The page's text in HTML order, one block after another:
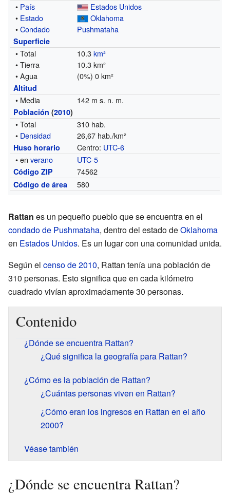
• País
Estados Unidos
• Estado
Oklahoma
•Condado Pushmataha
Superficie
• Total 10.3km²
• Tierra
10.3 km²
• Agua
(0%) 0 km²
Altitud
• Media 142 m s. n. m.
Población (2010)
• Total
310 hab.
• Densidad 26,67 hab./km²
Huso horario Centro: UTC-6
• enverano UTC-5
Código ZIP 74562
Código de área 580
Rattan es un pequeño pueblo que se encuentra en el
condado de Pushmataha, dentro del estado deOklahoma
en Estados Unidos. Es un lugar con una comunidad unida.
Según el censo de 2010, Rattan tenía una población de
310 personas. Esto significa que en cada kilómetro
cuadrado vivían aproximadamente 30 personas.
Contenido
¿Dónde se encuentra Rattan?
¿Qué significa la geografía para Rattan?
¿Cómo es la población de Rattan?
¿Cuántas personas viven en Rattan?
¿Cómo eran los ingresos en Rattan en el año
2000?
Véase también
¿Dónde se encuentra Rattan?